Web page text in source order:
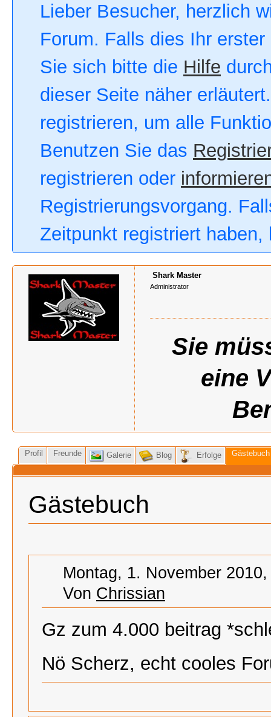
Lieber Besucher, herzlich
Forum. Falls dies Ihr
Sie sich bitte die Hilfe
dieser Seite näher
registrieren, um alle
Benutzen Sie das
registrieren oder
Registrierungsvorgang.
Zeitpunkt registriert
Shark Master
Administrator
Sie
eine
Profil Freunde Galerie Blog Erfolge Gästebuch
Gästebuch
Montag, 1. November
Von Chrissian
Gz zum 4.000 beitrag
Nö Scherz, echt cooles